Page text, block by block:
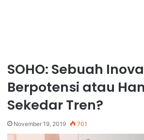
SOHO: Sebuah
Berpotensi atau
Sekedar Tren?
November 19, 2019 701